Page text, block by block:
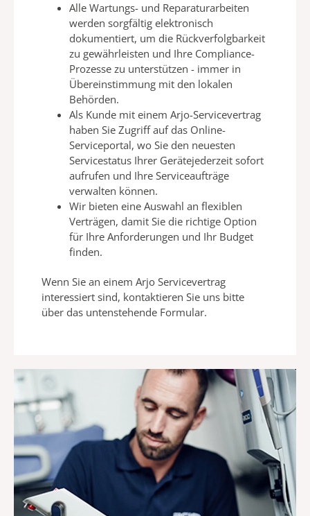
Alle Wartungs- und Reparaturarbeiten
werden sorgfältig elektronisch
dokumentiert, um die Rückverfolgbarkeit
zu gewährleisten und Ihre Compliance-
Prozesse zu unterstützen - immer in
Übereinstimmung mit den lokalen
Behörden.
Als Kunde mit einem Arjo-Servicevertrag
haben Sie Zugriff auf das Online-
Serviceportal, wo Sie den neuesten
Servicestatus Ihrer Gerätejederzeit sofort
aufrufen und Ihre Serviceaufträge
verwalten können.
Wir bieten eine Auswahl an flexiblen
Verträgen, damit Sie die richtige Option
für Ihre Anforderungen und Ihr Budget
finden.
Wenn Sie an einem Arjo Servicevertrag
interessiert sind, kontaktieren Sie uns bitte
über das untenstehende Formular.